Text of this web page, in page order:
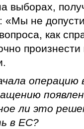
выборах,
«Мы не
как
операцию
ли это
в ЕС?